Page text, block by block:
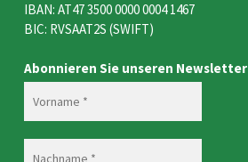
IBAN: AT47 3500 0000 0004 1467
BIC: RVSAAT2S (SWIFT)
Abonnieren Sie unseren Newsletter